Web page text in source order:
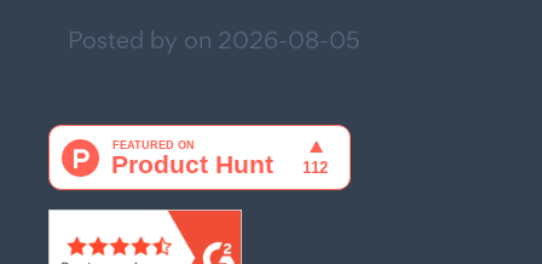
Posted by on 2026-08-05